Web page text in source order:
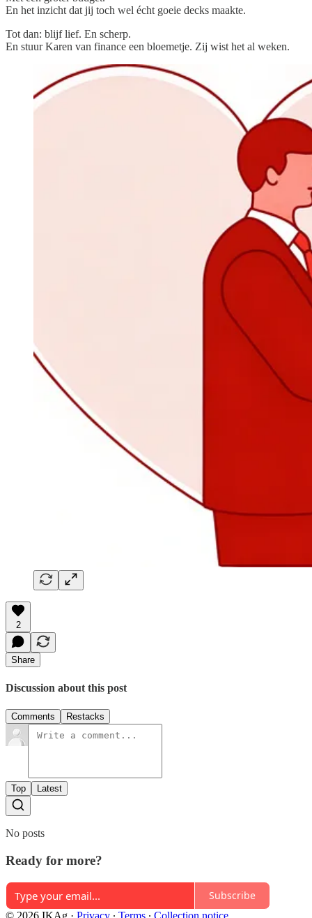
En het inzicht dat jij toch wel écht goeie decks maakte.
Tot dan: blijf lief. En scherp.
En stuur Karen van finance een bloemetje. Zij wist het al weken.
2
Share
Discussion about this post
Comments Restacks
Top Latest
No posts
Ready for more?
Subscribe
© 2026 IKAg · Privacy ∙ Terms ∙ Collection notice